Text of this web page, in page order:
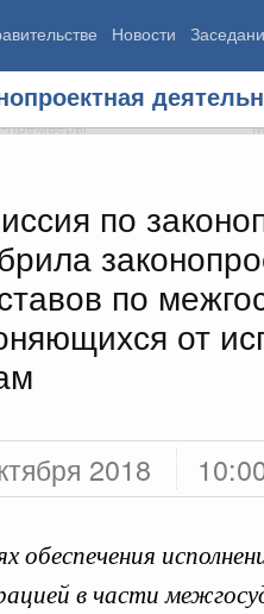
Новости
по
по
от
2018
обеспечения
в части
Правительства
премьеры
Демография
Здоровье
Культура
программы